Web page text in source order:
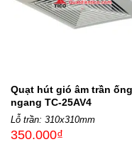
Quạt hút gió âm trần ống
ngang TC-25AV4
Lỗ trần: 310x310mm
350.000₫